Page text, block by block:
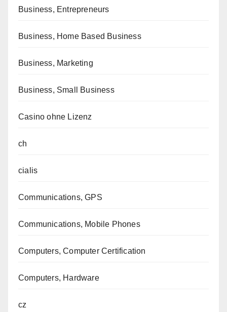
Business, Entrepreneurs
Business, Home Based Business
Business, Marketing
Business, Small Business
Casino ohne Lizenz
ch
cialis
Communications, GPS
Communications, Mobile Phones
Computers, Computer Certification
Computers, Hardware
cz